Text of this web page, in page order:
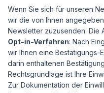
Wenn Sie sich für unseren
wir die von Ihnen
Newsletter zuzusenden. Die
Opt-in-Verfahren: Nach
wir Ihnen eine Bestätigungs-
darin enthaltenen
Rechtsgrundlage ist Ihre
Zur Dokumentation der